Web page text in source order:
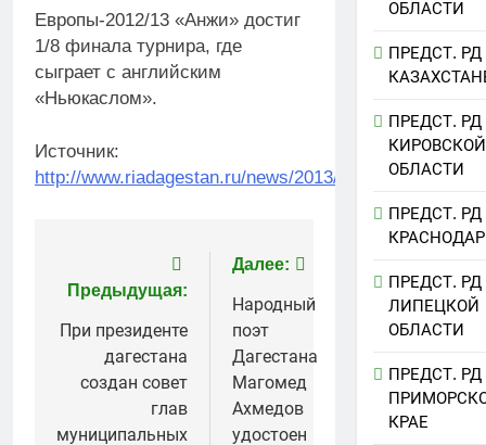
Европы-2012/13 «Анжи» достиг
1/8 финала турнира, где
сыграет с английским
«Ньюкаслом».
Источник:
http://www.riadagestan.ru/news/2013/2/23/151630/
Навигация
по
записям
Предыдущая:
При президенте
дагестана
создан совет
глав
муниципальных
Далее:
Народный
поэт
Дагестана
Магомед
Ахмедов
удостоен
ОБЛАСТИ
ПРЕДСТ. РД
ПРЕДСТ. РД
КИРОВСКОЙ
ОБЛАСТИ
ПРЕДСТ. РД
ПРЕДСТ. РД
ЛИПЕЦКОЙ
ОБЛАСТИ
ПРЕДСТ. РД
КРАЕ